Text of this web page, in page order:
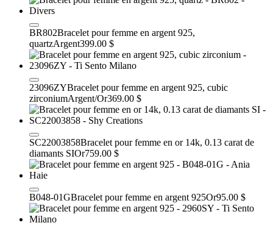
BR802Bracelet pour femme en argent 925,
quartzArgent399.00 $
23096ZYBracelet pour femme en argent 925, cubic
zirconiumArgent/Or369.00 $
SC22003858Bracelet pour femme en or 14k, 0.13 carat de
diamants SIOr759.00 $
B048-01GBracelet pour femme en argent 925Or95.00 $